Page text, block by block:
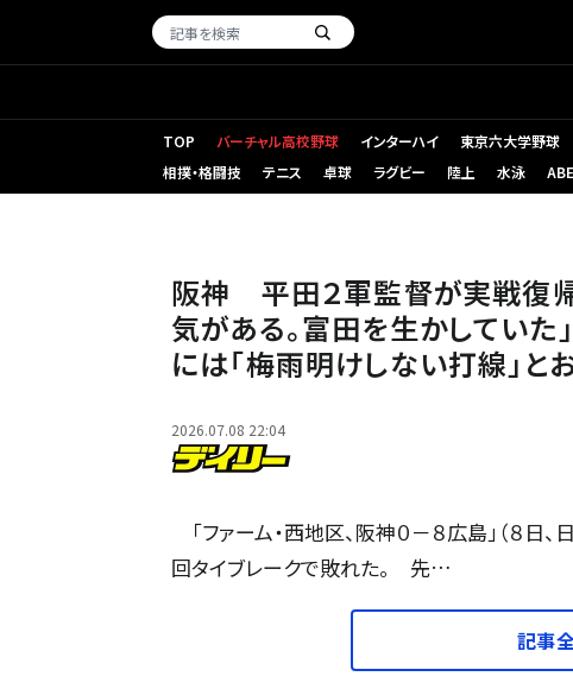
TOP バーチャル高校野球 インターハイ 東京六大学野球
相撲・格闘技
テニス 卓球 ラグビー 陸上 水泳
阪神 平田２軍監督が実戦復
気がある。富田を生かしてい
には「梅雨明けしない打線」と
2026.07.08 22:04
「ファーム・西地区、阪神０－８広島」（８
回タイブレークで敗れた。 先…
記事